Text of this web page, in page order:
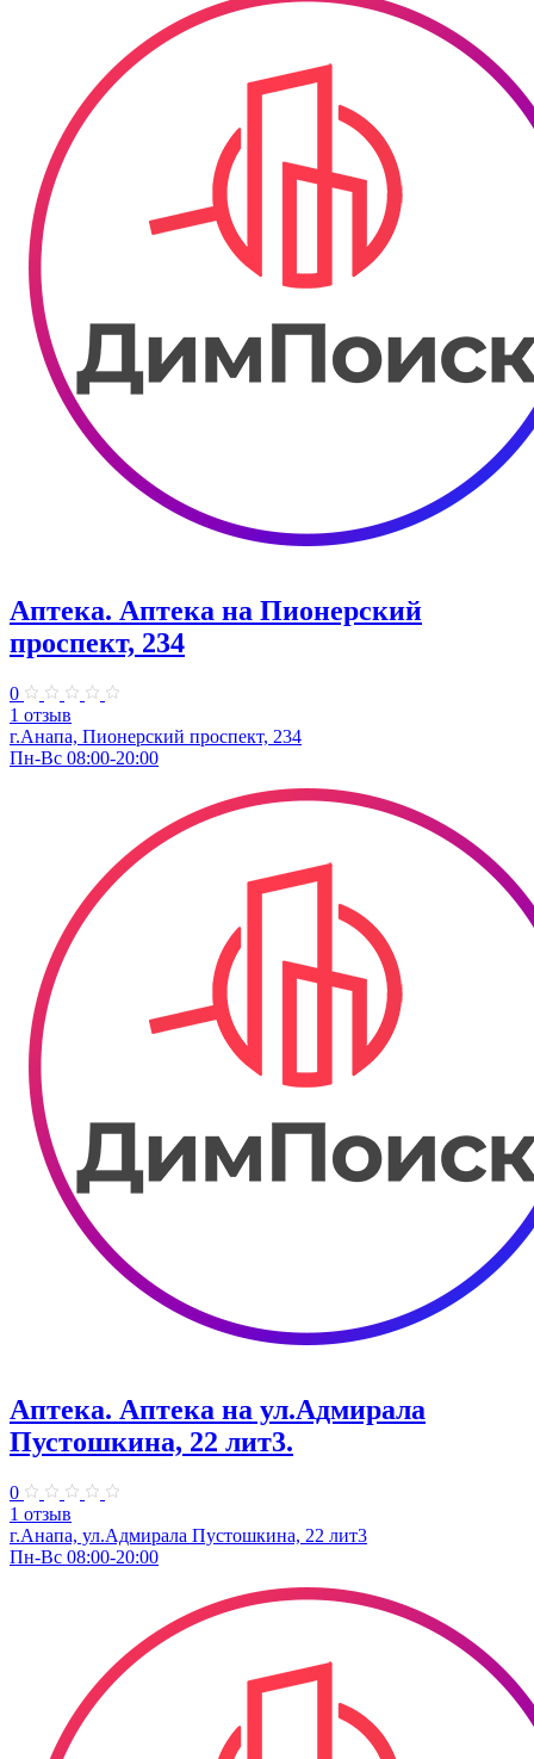
Аптека. Аптека на Пионерский
проспект, 234
0
1 отзыв
г.Анапа, Пионерский проспект, 234
Пн-Вс 08:00-20:00
Аптека. Аптека на ул.Адмирала
Пустошкина, 22 лит3.
0
1 отзыв
г.Анапа, ул.Адмирала Пустошкина, 22 лит3
Пн-Вс 08:00-20:00